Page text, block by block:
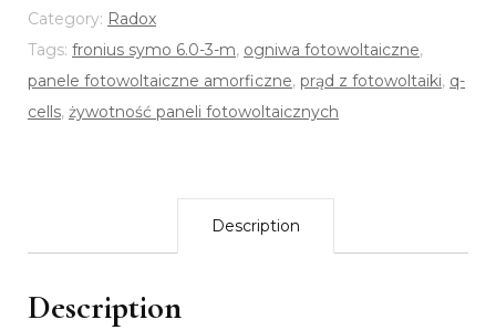
Category: Radox
Tags: fronius symo 6.0-3-m, ogniwa fotowoltaiczne,
panele fotowoltaiczne amorficzne, prąd z fotowoltaiki, q-
cells, żywotność paneli fotowoltaicznych
Description
Description